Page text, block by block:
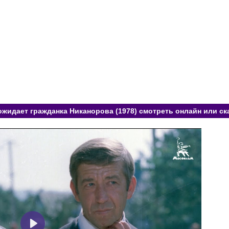
гражданка Никанорова (1978) смотреть онлайн или